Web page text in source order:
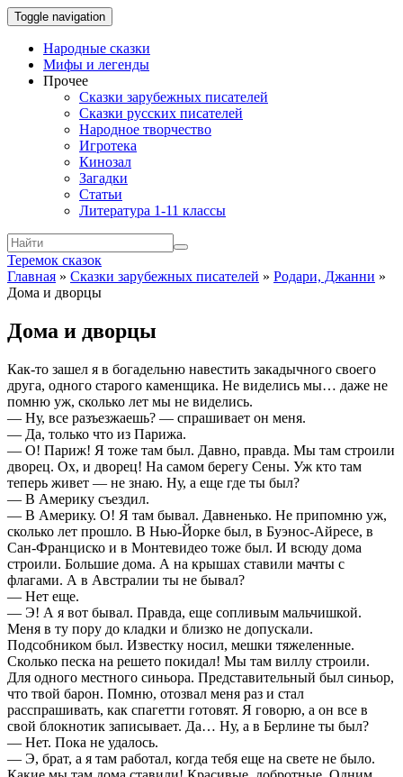
Toggle navigation
Народные сказки
Мифы и легенды
Прочее
Сказки зарубежных писателей
Сказки русских писателей
Народное творчество
Игротека
Кинозал
Загадки
Статьи
Литература 1-11 классы
Теремок сказок
Главная » Сказки зарубежных писателей » Родари, Джанни »
Дома и дворцы
Дома и дворцы
Как-то зашел я в богадельню навестить закадычного своего
друга, одного старого каменщика. Не виделись мы… даже не
помню уж, сколько лет мы не виделись.
— Ну, все разъезжаешь? — спрашивает он меня.
— Да, только что из Парижа.
— О! Париж! Я тоже там был. Давно, правда. Мы там строили
дворец. Ох, и дворец! На самом берегу Сены. Уж кто там
теперь живет — не знаю. Ну, а еще где ты был?
— В Америку съездил.
— В Америку. О! Я там бывал. Давненько. Не припомню уж,
сколько лет прошло. В Нью-Йорке был, в Буэнос-Айресе, в
Сан-Франциско и в Монтевидео тоже был. И всюду дома
строили. Большие дома. А на крышах ставили мачты с
флагами. А в Австралии ты не бывал?
— Нет еще.
— Э! А я вот бывал. Правда, еще сопливым мальчишкой.
Меня в ту пору до кладки и близко не допускали.
Подсобником был. Известку носил, мешки тяжеленные.
Сколько песка на решето покидал! Мы там виллу строили.
Для одного местного синьора. Представительный был синьор,
что твой барон. Помню, отозвал меня раз и стал
расспрашивать, как спагетти готовят. Я говорю, а он все в
свой блокнотик записывает. Да… Ну, а в Берлине ты был?
— Нет. Пока не удалось.
— Э, брат, а я там работал, когда тебя еще на свете не было.